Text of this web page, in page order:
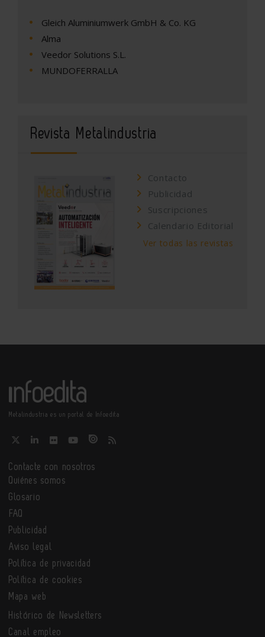
Gleich Aluminiumwerk GmbH & Co. KG
Alma
Veedor Solutions S.L.
MUNDOFERRALLA
Revista Metalindustria
Contacto
Publicidad
Suscripciones
Calendario Editorial
Ver todas las revistas
Metalindustria es un portal de Infoedita
Contacte con nosotros
Quiénes somos
Glosario
FAQ
Publicidad
Aviso legal
Política de privacidad
Política de cookies
Mapa web
Histórico de Newsletters
Canal empleo